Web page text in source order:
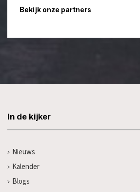
Bekijk onze partners
In de kijker
Nieuws
Kalender
Blogs